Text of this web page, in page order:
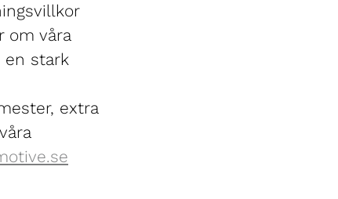
om våra
en stark
extra